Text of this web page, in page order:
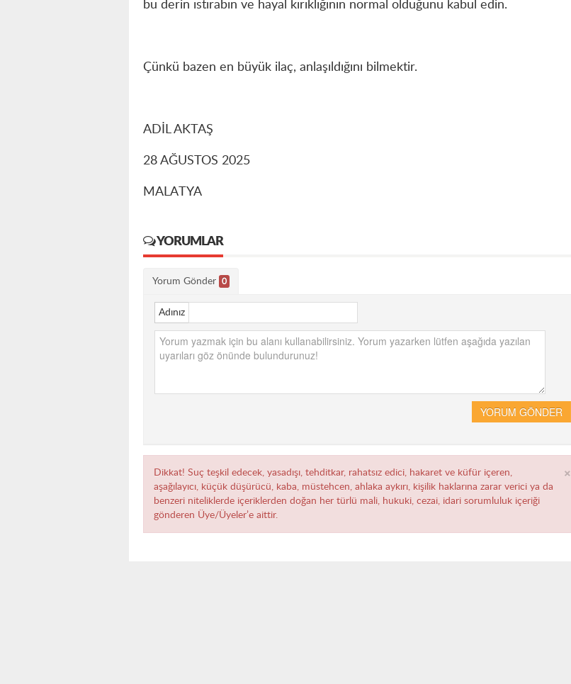
bu derin ıstırabın ve hayal kırıklığının normal olduğunu kabul edin.
Çünkü bazen en büyük ilaç, anlaşıldığını bilmektir.
ADİL AKTAŞ
28 AĞUSTOS 2025
MALATYA
YORUMLAR
Yorum Gönder 0
Adınız
YORUM GÖNDER
×
Dikkat! Suç teşkil edecek, yasadışı, tehditkar, rahatsız edici, hakaret ve küfür içeren,
aşağılayıcı, küçük düşürücü, kaba, müstehcen, ahlaka aykırı, kişilik haklarına zarar verici ya da
benzeri niteliklerde içeriklerden doğan her türlü mali, hukuki, cezai, idari sorumluluk içeriği
gönderen Üye/Üyeler’e aittir.